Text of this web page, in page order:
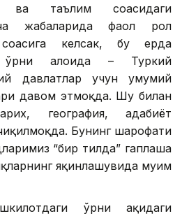
ва таълим соҳасидаги
жабҳаларида фаол рол
келсак, бу ерда
ўрни алоҳида – Туркий
давлатлар учун умумий
давом этмоқда. Шу билан
география, адабиёт
Бунинг шарофати
“бир тилда” гаплаша
яқинлашувида муҳим
ўрни ҳақидаги